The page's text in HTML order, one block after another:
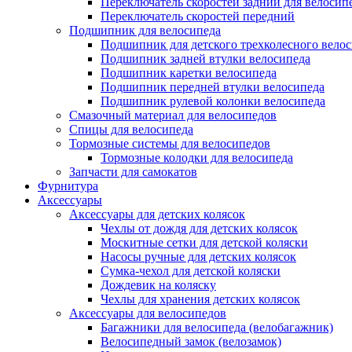
Переключатель скоростей передний
Подшипник для велосипеда
Подшипник для детского трехколесного
Подшипник задней втулки велосипеда
Подшипник каретки велосипеда
Подшипник передней втулки велосипеда
Подшипник рулевой колонки велосипеда
Смазочный материал для велосипедов
Спицы для велосипеда
Тормозные системы для велосипедов
Тормозные колодки для велосипеда
Запчасти для самокатов
Фурнитура
Аксессуары
Аксессуары для детских колясок
Чехлы от дождя для детских колясок
Москитные сетки для детской коляски
Насосы ручные для детских колясок
Сумка-чехол для детской коляски
Дождевик на коляску
Чехлы для хранения детских колясок
Аксессуары для велосипедов
Багажники для велосипеда (велобагажник)
Велосипедный замок (велозамок)